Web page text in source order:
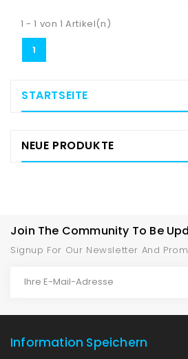
1 - 1 von 1 Artikel(n)
1
STARTSEITE
NEUE PRODUKTE
Join The Community To Be
Signup For Our Newsletter And
Information Speichern